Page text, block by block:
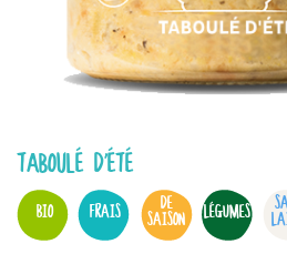
TABOULÉ D'ÉTÉ
BIO FRAIS
DE
SAISON
LÉGUMES